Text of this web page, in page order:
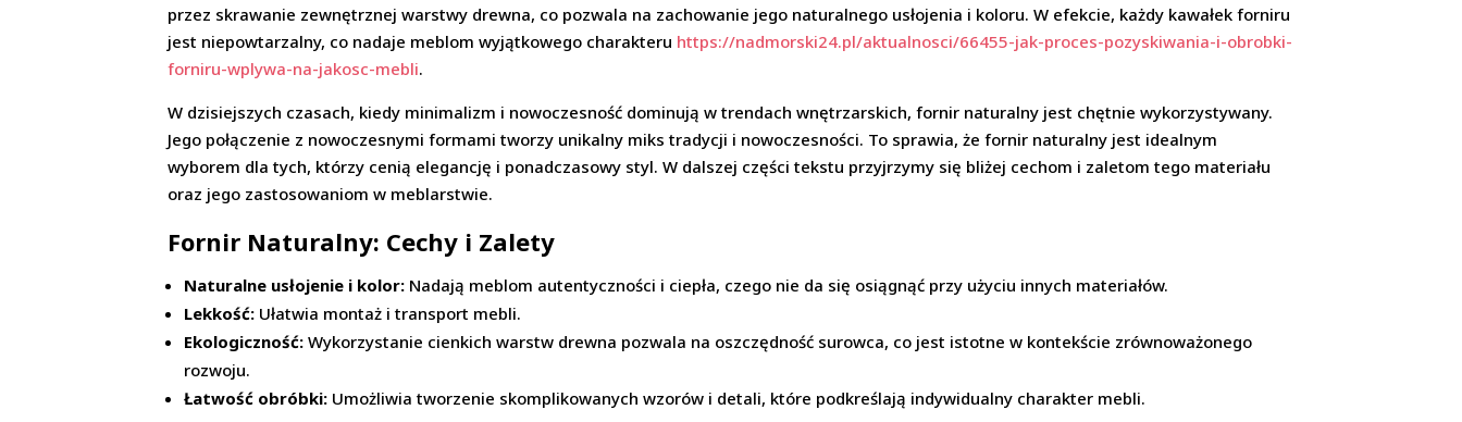
przez skrawanie zewnętrznej warstwy drewna, co pozwala na zachowanie jego naturalnego usłojenia i koloru. W efekcie, każdy kawałek forniru
jest niepowtarzalny, co nadaje meblom wyjątkowego charakteru https://nadmorski24.pl/aktualnosci/66455-jak-proces-pozyskiwania-i-obrobki-
forniru-wplywa-na-jakosc-mebli.
W dzisiejszych czasach, kiedy minimalizm i nowoczesność dominują w trendach wnętrzarskich, fornir naturalny jest chętnie wykorzystywany.
Jego połączenie z nowoczesnymi formami tworzy unikalny miks tradycji i nowoczesności. To sprawia, że fornir naturalny jest idealnym
wyborem dla tych, którzy cenią elegancję i ponadczasowy styl. W dalszej części tekstu przyjrzymy się bliżej cechom i zaletom tego materiału
oraz jego zastosowaniom w meblarstwie.
Fornir Naturalny: Cechy i Zalety
Naturalne usłojenie i kolor: Nadają meblom autentyczności i ciepła, czego nie da się osiągnąć przy użyciu innych materiałów.
Lekkość: Ułatwia montaż i transport mebli.
Ekologiczność: Wykorzystanie cienkich warstw drewna pozwala na oszczędność surowca, co jest istotne w kontekście zrównoważonego
rozwoju.
Łatwość obróbki: Umożliwia tworzenie skomplikowanych wzorów i detali, które podkreślają indywidualny charakter mebli.